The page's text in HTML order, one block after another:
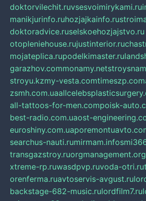
doktorvilechit.ruvsesvoimirykami.ru
manikjurinfo.ruhozjajkainfo.ru
doktoradvice.ruselskoehozjajstvo.ru
otopleniehouse.rujustinterior.ru
mojateplica.rupodelkimaster.ru
garazhov.commonamy.net
stroyu.kzmy-vesta.comtimeszp.com
zsmh.com.ua
all-tattoos-for-men.compoisk-
best-radio.com.uaost-
euroshiny.com.ua
searchus-nauti.rumirmam.info
transgazstroy.ruorgmanagement.org
xtreme-rp.ruwasdpvp.ruvoda-otri.ru
orenferma.ruavtoservis-avgust.ru
backstage-682-music.rulordfilm7.ru